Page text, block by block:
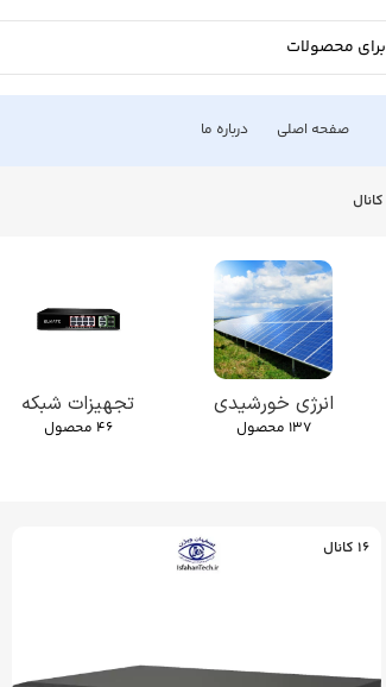
صفحه اصلی درباره ما
انرژی خورشیدی
137 محصول
تجهیزات شبکه
46 محصول
16 کانال